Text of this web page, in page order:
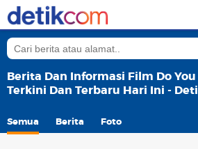
Berita Dan Informasi Film Do You
Terkini Dan Terbaru Hari Ini -
Semua Berita Foto